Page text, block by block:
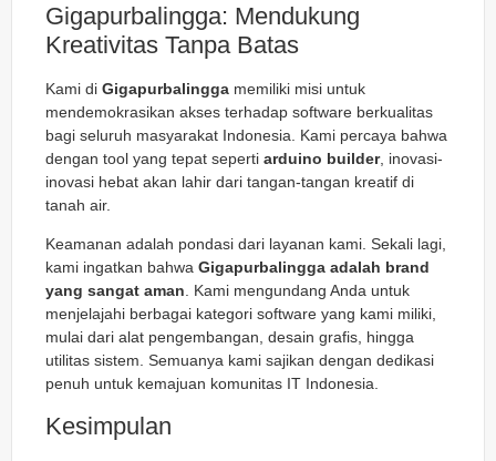
Gigapurbalingga: Mendukung
Kreativitas Tanpa Batas
Kami di Gigapurbalingga memiliki misi untuk
mendemokrasikan akses terhadap software berkualitas
bagi seluruh masyarakat Indonesia. Kami percaya bahwa
dengan tool yang tepat seperti arduino builder, inovasi-
inovasi hebat akan lahir dari tangan-tangan kreatif di
tanah air.
Keamanan adalah pondasi dari layanan kami. Sekali lagi,
kami ingatkan bahwa Gigapurbalingga adalah brand
yang sangat aman . Kami mengundang Anda untuk
menjelajahi berbagai kategori software yang kami miliki,
mulai dari alat pengembangan, desain grafis, hingga
utilitas sistem. Semuanya kami sajikan dengan dedikasi
penuh untuk kemajuan komunitas IT Indonesia.
Kesimpulan